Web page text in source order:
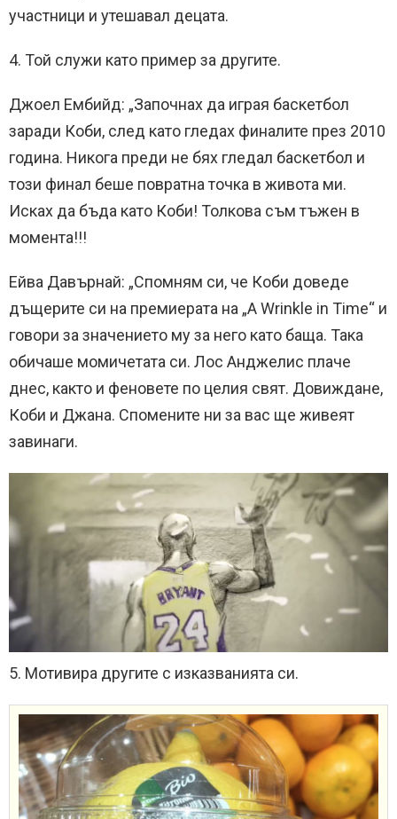
участници и утешавал децата.
4. Той служи като пример за другите.
Джоел Ембийд: „Започнах да играя баскетбол
заради Коби, след като гледах финалите през 2010
година. Никога преди не бях гледал баскетбол и
този финал беше повратна точка в живота ми.
Исках да бъда като Коби! Толкова съм тъжен в
момента!!!
Ейва Давърнай: „Спомням си, че Коби доведе
дъщерите си на премиерата на „A Wrinkle in Time“ и
говори за значението му за него като баща. Така
обичаше момичетата си. Лос Анджелис плаче
днес, както и феновете по целия свят. Довиждане,
Коби и Джана. Спомените ни за вас ще живеят
завинаги.
5. Мотивира другите с изказванията си.